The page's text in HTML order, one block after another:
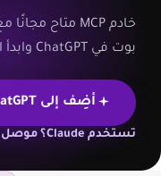
بوت في ChatGPT وابدأ التحكم في واتساب فورًا.
أضِف إلى ChatGPT
تستخدم Claude؟ موصل واتساب لـ Claude